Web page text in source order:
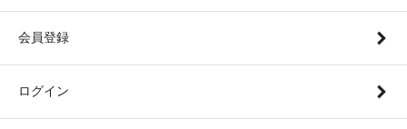
会員登録
ログイン